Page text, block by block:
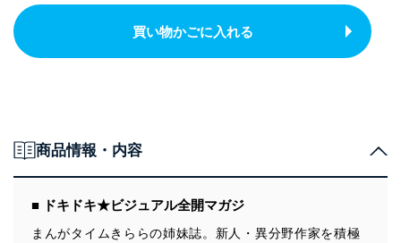
買い物かごに入れる
商品情報・内容
■ ドキドキ★ビジュアル全開マガジ
まんがタイムきららの姉妹誌。新人・異分野作家を積極